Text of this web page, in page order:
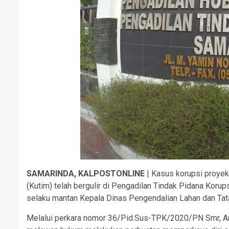
SAMARINDA, KALPOSTONLINE | Kasus korupsi
(Kutim) telah bergulir di Pengadilan Tindak Pidana
selaku mantan Kepala Dinas Pengendalian Lahan dan
Melalui perkara nomor 36/Pid.Sus-TPK/2020/PN Smr,